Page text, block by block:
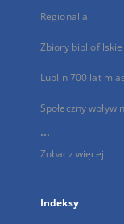
Regionalia
Zbiory bibliofilskie
Lublin 700 lat
Społeczny wpływ
...
Zobacz więcej
Indeksy